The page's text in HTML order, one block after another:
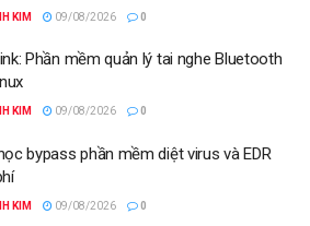
KIM 09/08/2026 0
Phần mềm quản lý tai nghe Bluetooth
KIM 09/08/2026 0
bypass phần mềm diệt virus và EDR
KIM 09/08/2026 0